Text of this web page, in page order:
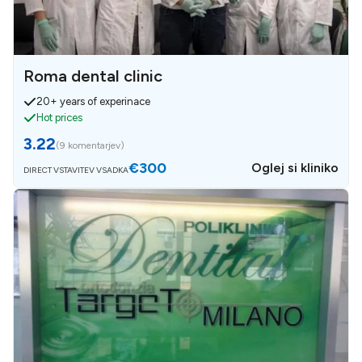
Roma dental clinic
20+ years of experinace
Hot prices
3.22(9 komentarjev)
DIRECT VSTAVITEV VSADKA€300 Oglej si kliniko